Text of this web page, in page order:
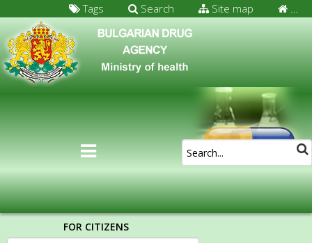
…
Site map
Search
Tags
FOR CITIZENS